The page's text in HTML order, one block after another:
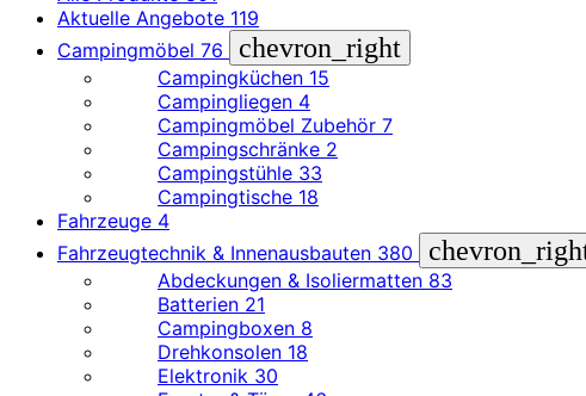
Aktuelle Angebote 119
Campingmöbel 76 chevron_right
Campingküchen 15
Campingliegen 4
Campingmöbel Zubehör 7
Campingschränke 2
Campingstühle 33
Campingtische 18
Fahrzeuge 4
Fahrzeugtechnik & Innenausbauten 380
Abdeckungen & Isoliermatten 83
Batterien 21
Campingboxen 8
Drehkonsolen 18
Elektronik 30